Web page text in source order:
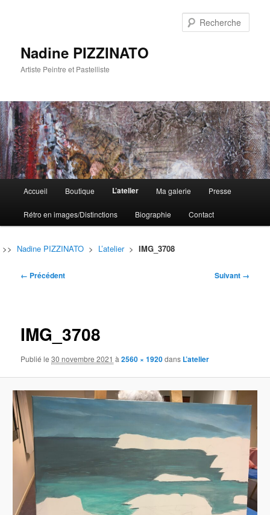
Nadine PIZZINATO
Artiste Peintre et Pastelliste
principal
Aller
au
contenu
principal
Aller
au
contenu
secondaire
Accueil Boutique L’atelier Ma galerie Presse
Rétro en images/Distinctions Biographie Contact
>> Nadine PIZZINATO > L’atelier> IMG_3708
Navigation
← Précédent Suivant →
IMG_3708
Publié le30 novembre 2021 à2560 × 1920dans L’atelier